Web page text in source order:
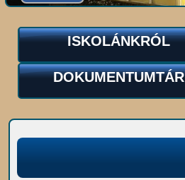
ISKOLÁNKRÓL
DOKUMENTUMTÁR